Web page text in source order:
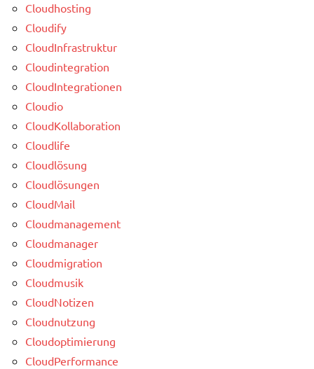
Cloudhosting
Cloudify
CloudInfrastruktur
Cloudintegration
CloudIntegrationen
Cloudio
CloudKollaboration
Cloudlife
Cloudlösung
Cloudlösungen
CloudMail
Cloudmanagement
Cloudmanager
Cloudmigration
Cloudmusik
CloudNotizen
Cloudnutzung
Cloudoptimierung
CloudPerformance